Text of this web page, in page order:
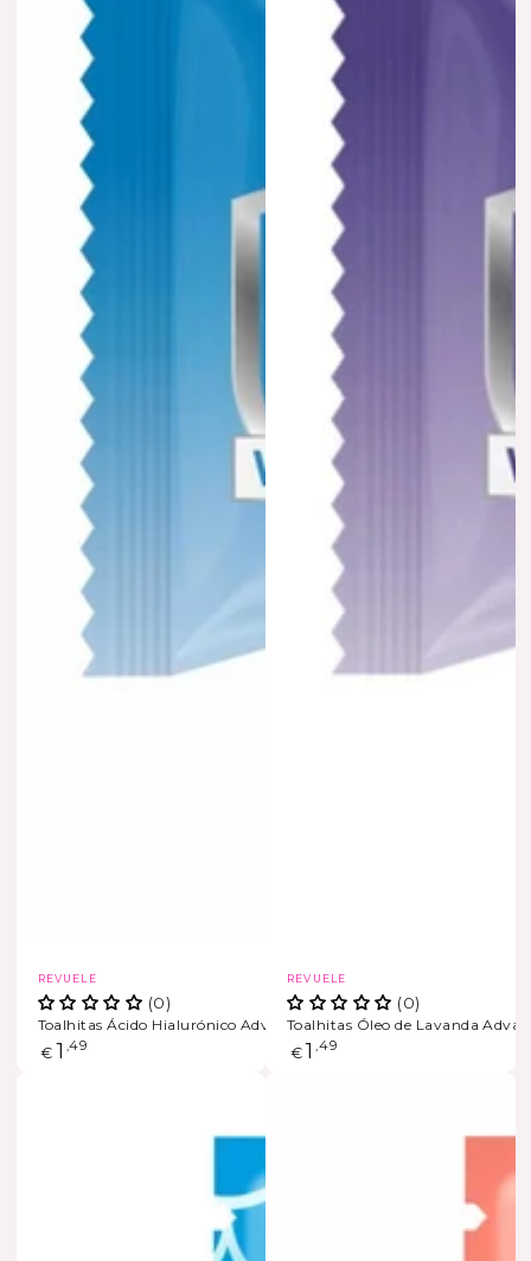
Marca
REVUELE
(0)
Toalhitas Ácido Hialurónico Advanced Protection
Preço
€ 1 ,49
Marca
REVUELE
(0)
Toalhitas Óleo de Lavanda
Preço
€ 1 ,49